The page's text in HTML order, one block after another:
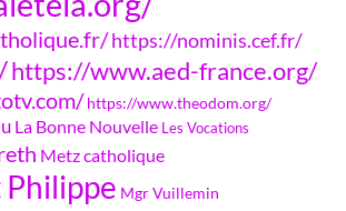
https://nominis.cef.fr/
https://www.aed-france.org/
https://www.theodom.org/
La Bonne Nouvelle Les Vocations
Metz catholique
Mgr Vuillemin